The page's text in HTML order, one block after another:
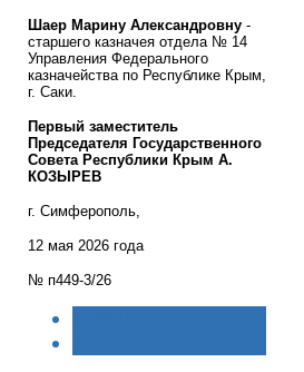
Шаер Марину Александровну -
старшего казначея отдела № 14
Управления Федерального
казначейства по Республике Крым,
г. Саки.
Первый заместитель
Председателя Государственного
Совета Республики Крым А.
КОЗЫРЕВ
г. Симферополь,
12 мая 2026 года
№ п449-3/26